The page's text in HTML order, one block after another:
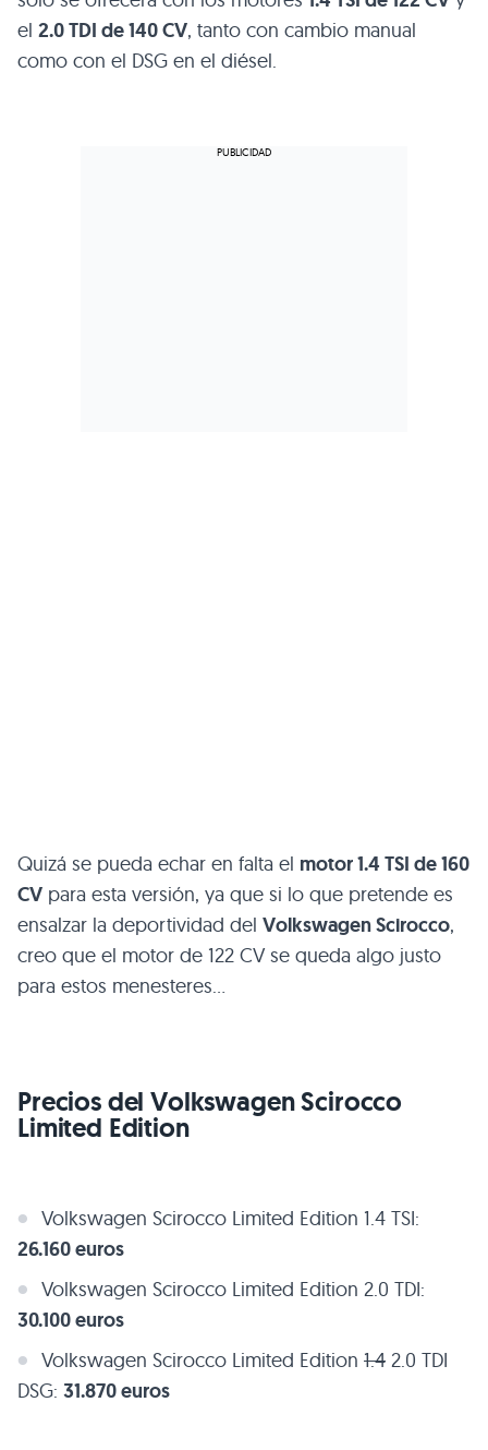
el 2.0TDI de 140 CV, tanto con cambio manual
como con el DSG en el diésel.
Quizá se pueda echar en falta el motor 1.4 TSI de 160
CV para esta versión, ya que si lo que pretende es
ensalzar la deportividad del Volkswagen Scirocco,
creo que el motor de 122 CV se queda algo justo
para estos menesteres…
Precios del Volkswagen Scirocco
Limited Edition
Volkswagen Scirocco Limited Edition 1.4 TSI:
26.160 euros
Volkswagen Scirocco Limited Edition 2.0 TDI:
30.100 euros
Volkswagen Scirocco Limited Edition 1.4 2.0 TDI
DSG: 31.870 euros